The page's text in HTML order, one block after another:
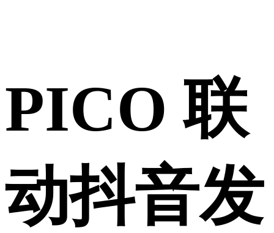
PICO 联
动抖音发